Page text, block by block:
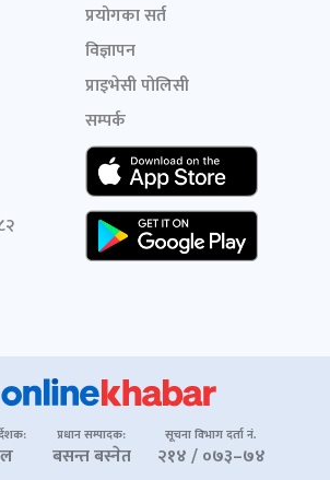
प्रयोगका सर्त
विज्ञापन
प्राइभेसी पोलिसी
सम्पर्क
प्रधान सम्पादक:
बसन्त बस्नेत
सूचना विभाग दर्ता नं.
२१४ / ०७३–७४